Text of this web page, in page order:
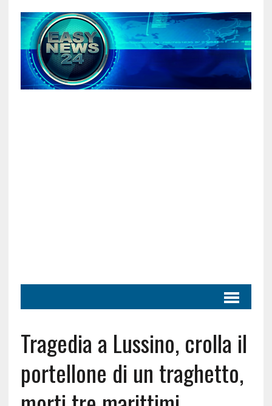
Tragedia a Lussino, crolla il
portellone di un traghetto,